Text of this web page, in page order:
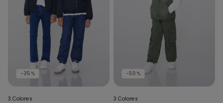
-35%
3 Colores
-50%
3 Colores